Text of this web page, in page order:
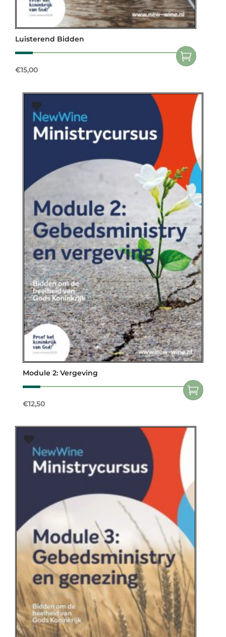
Luisterend Bidden
€15,00
Module 2: Vergeving
€12,50